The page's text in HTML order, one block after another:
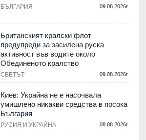
БЪЛГАРИЯ 09.08.2026г.
Британският кралски флот
предупреди за засилена руска
активност във водите около
Обединеното кралство
СВЕТЪТ 09.08.2026г.
Киев: Украйна не е насочвала
умишлено никакви средства в посока
България
РУСИЯ И УКРАЙНА 08.08.2026г.